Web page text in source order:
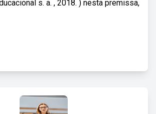
s. a. , 2018. ) nesta premissa,